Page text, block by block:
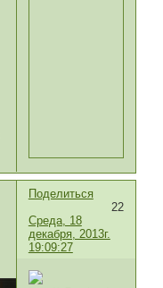
Поделиться
22
Среда, 18
декабря, 2013г.
19:09:27